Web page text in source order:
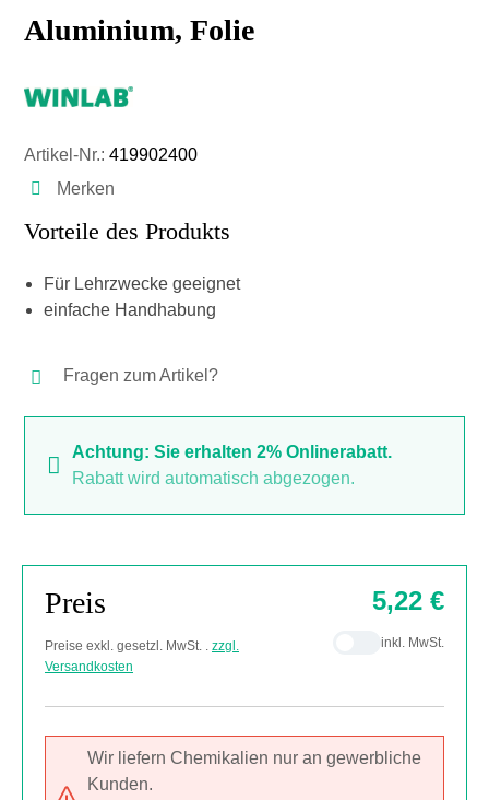
Aluminium, Folie
Artikel-Nr.: 419902400
Merken
Vorteile des Produkts
Für Lehrzwecke geeignet
einfache Handhabung
Fragen zum Artikel?
Achtung: Sie erhalten 2% Onlinerabatt.
Rabatt wird automatisch abgezogen.
Preis
Preise exkl. gesetzl. MwSt. . zzgl.
Versandkosten
5,22 €
inkl. MwSt.
Wir liefern Chemikalien nur an gewerbliche
Kunden.